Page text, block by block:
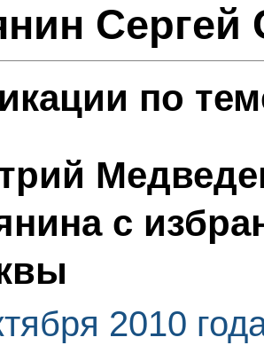
Сергей
по
с
2010